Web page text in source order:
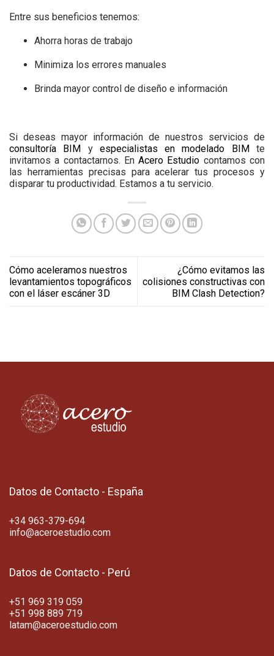
Entre sus beneficios tenemos:
Ahorra horas de trabajo
Minimiza los errores manuales
Brinda mayor control de diseño e información
Si deseas mayor información de nuestros servicios de
consultoría BIM
y especialistas en modelado BIM te
invitamos a contactarnos. EnAcero Estudio contamos con
las herramientas precisas para acelerar tus procesos y
disparar tu productividad. Estamos a tu servicio.
Cómo aceleramos nuestros
levantamientos topográficos
con el láser escáner 3D
¿Cómo evitamos las
colisiones constructivas con
BIM Clash Detection?
Datos de Contacto - España
+34 963-379-694
info@aceroestudio.com
Datos de Contacto - Perú
+51 969 319 059
+51 998 889 719
latam@aceroestudio.com